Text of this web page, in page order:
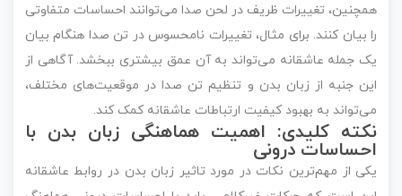
همچنین، تغییرات ظریف در لحن صدا می‌توانند احساسات متفاوتی
را بیان کنند. برای مثال، تغییرات نامحسوس در تن صدا هنگام بیان
یک جمله عاشقانه می‌تواند به آن عمق بیشتری ببخشد. آگاهی از
این جنبه از زبان بدن و تنظیم تن صدا در موقعیت‌های مختلف،
می‌تواند به بهبود کیفیت ارتباطات عاشقانه کمک کند.
نکته کلیدی: اهمیت هماهنگی زبان بدن با
احساسات درونی
یکی از مهم‌ترین نکات در مورد تاثیر زبان بدن در روابط عاشقانه